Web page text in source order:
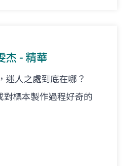
杰 - 精華
迷人之處到底在哪？
標本製作過程好奇的